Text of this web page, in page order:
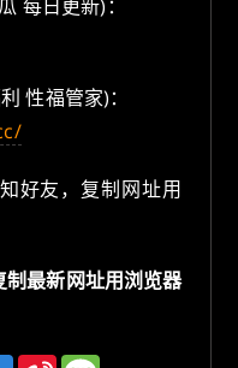
每日更新)：
性福管家)：
好友，复制网址用
最新网址用浏览器